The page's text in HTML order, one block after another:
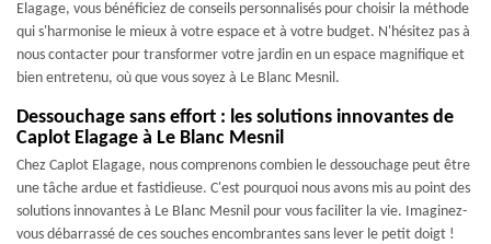
Elagage, vous bénéficiez de conseils personnalisés pour choisir la méthode
qui s'harmonise le mieux à votre espace et à votre budget. N'hésitez pas à
nous contacter pour transformer votre jardin en un espace magnifique et
bien entretenu, où que vous soyez à Le Blanc Mesnil.
Dessouchage sans effort : les solutions innovantes de
Caplot Elagage à Le Blanc Mesnil
Chez Caplot Elagage, nous comprenons combien le dessouchage peut être
une tâche ardue et fastidieuse. C'est pourquoi nous avons mis au point des
solutions innovantes à Le Blanc Mesnil pour vous faciliter la vie. Imaginez-
vous débarrassé de ces souches encombrantes sans lever le petit doigt !